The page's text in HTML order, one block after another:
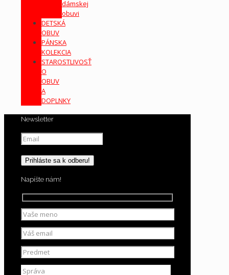
dámskej
obuvi
DETSKÁ
OBUV
PÁNSKA
KOLEKCIA
STAROSTLIVOSŤ
O
OBUV
A
DOPLNKY
Newsletter
Napíšte nám!